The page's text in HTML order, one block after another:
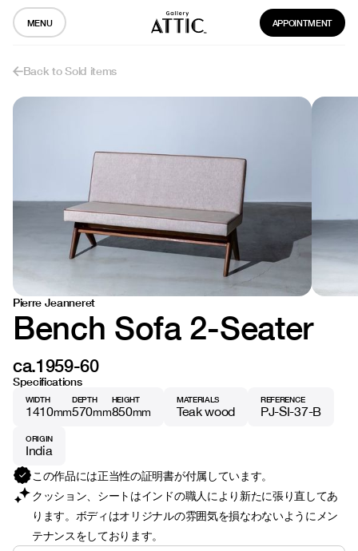
MENU APPOINTMENT
Back to Sold items
Pierre Jeanneret
Bench Sofa 2-Seater
ca.1959-60
Specifications
WIDTH
1410mm
DEPTH
570mm
HEIGHT
850mm
MATERIALS
Teak wood
REFERENCE
PJ-SI-37-B
ORIGIN
India
この作品には正当性の証明書が付属しています。
クッション、シートはインドの職人により新たに張り直してあ
ります。ボディはオリジナルの雰囲気を損なわないようにメン
テナンスをしております。